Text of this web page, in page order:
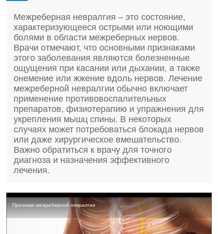
Межреберная невралгия – это состояние,
характеризующееся острыми или ноющими
болями в области межреберных нервов.
Врачи отмечают, что основными признаками
этого заболевания являются болезненные
ощущения при касании или дыхании, а также
онемение или жжение вдоль нервов. Лечение
межреберной невралгии обычно включает
применение противовоспалительных
препаратов, физиотерапию и упражнения для
укрепления мышц спины. В некоторых
случаях может потребоваться блокада нервов
или даже хирургическое вмешательство.
Важно обратиться к врачу для точного
диагноза и назначения эффективного
лечения.
Признаки межреберной невралгии